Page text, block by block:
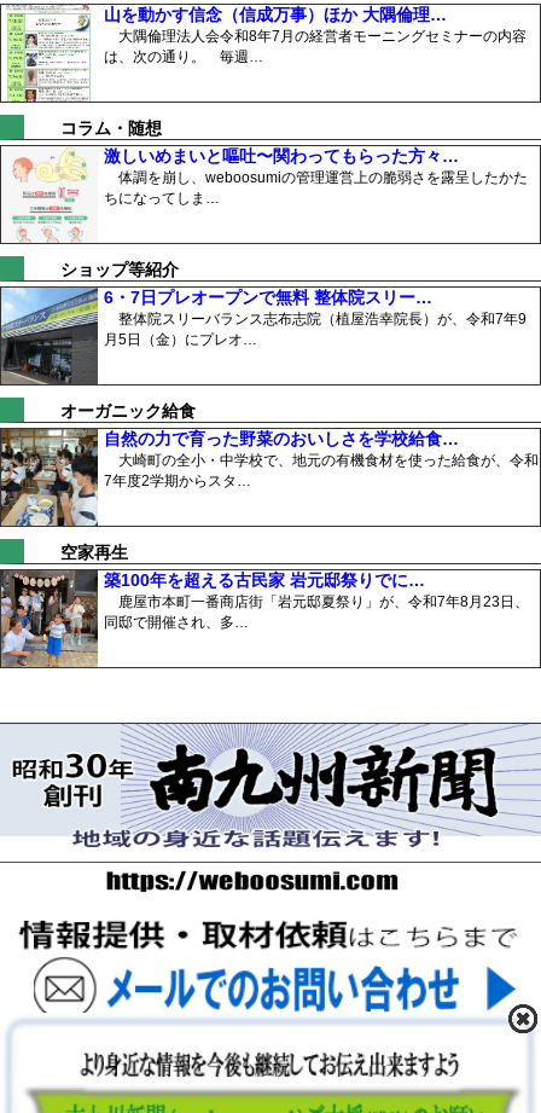
山を動かす信念（信成万事）ほか 大隅倫理…
大隅倫理法人会令和8年7月の経営者モーニングセミナーの内容
は、次の通り。 毎週…
コラム・随想
激しいめまいと嘔吐〜関わってもらった方々…
体調を崩し、weboosumiの管理運営上の脆弱さを露呈したかた
ちになってしま…
ショップ等紹介
6・7日プレオープンで無料 整体院スリー…
整体院スリーバランス志布志院（植屋浩幸院長）が、令和7年9
月5日（金）にプレオ…
オーガニック給食
自然の力で育った野菜のおいしさを学校給食…
大崎町の全小・中学校で、地元の有機食材を使った給食が、令和
7年度2学期からスタ…
空家再生
築100年を超える古民家 岩元邸祭りでに…
鹿屋市本町一番商店街「岩元邸夏祭り」が、令和7年8月23日、
同邸で開催され、多…
〒893-0061 鹿児島県鹿屋市上谷町9-5-5 FAX 0994-42-